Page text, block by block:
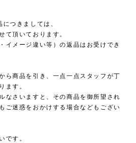
つきましては、
て頂いております。
イメージ違い等）の返品はお受けでき
ら商品を引き、一点一点スタッフが丁
ます。
なさいますと、その商品を御所望され
ご迷惑をおかけする場合などもござい
です。